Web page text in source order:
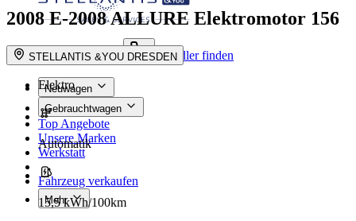
suche button - icon Händler finden
Neuwagen
Gebrauchtwagen
Top Angebote
Unsere Marken
Werkstatt
Fahrzeug verkaufen
Mehr
2008E-2008 ALLURE Elektromotor 156
STELLANTIS &YOU DRESDEN
Elektro
Automatik
15,5 kWh/100km